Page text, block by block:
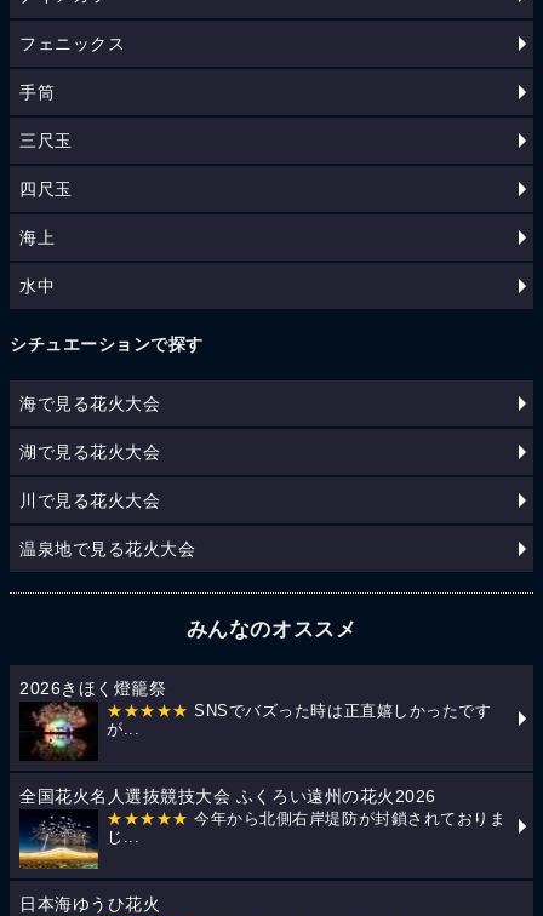
フェニックス
手筒
三尺玉
四尺玉
海上
水中
シチュエーションで探す
海で見る花火大会
湖で見る花火大会
川で見る花火大会
温泉地で見る花火大会
みんなのオススメ
2026きほく燈籠祭
★★★★★ SNSでバズった時は正直嬉しかったです
が...
全国花火名人選抜競技大会 ふくろい遠州の花火2026
★★★★★ 今年から北側右岸堤防が封鎖されておりま
じ...
日本海ゆうひ花火